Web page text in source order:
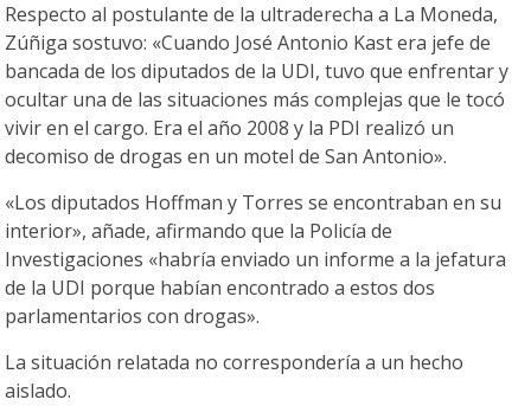
Respecto al postulante de la ultraderecha a La Moneda,
Zúñiga sostuvo: «Cuando José Antonio Kast era jefe de
bancada de los diputados de la UDI, tuvo que enfrentar y
ocultar una de las situaciones más complejas que le tocó
vivir en el cargo. Era el año 2008 y la PDI realizó un
decomiso de drogas en un motel de San Antonio».
«Los diputados Hoffman y Torres se encontraban en su
interior», añade, afirmando que la Policía de
Investigaciones «habría enviado un informe a la jefatura
de la UDI porque habían encontrado a estos dos
parlamentarios con drogas».
La situación relatada no correspondería a un hecho
aislado.